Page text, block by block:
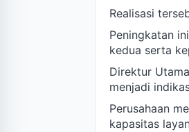
Realisasi
Peningkatan
kedua serta
Direktur
menjadi
Perusahaan
kapasitas